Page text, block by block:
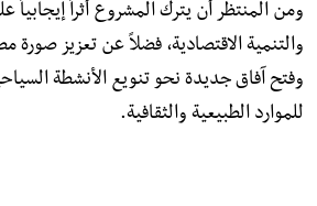
ومن المنتظر أن يترك المشروع أثراً
والتنمية الاقتصادية، فضلاً عن تعزيز صورة
وفتح آفاق جديدة نحو تنويع الأنشطة
للموارد الطبيعية والثقافية.